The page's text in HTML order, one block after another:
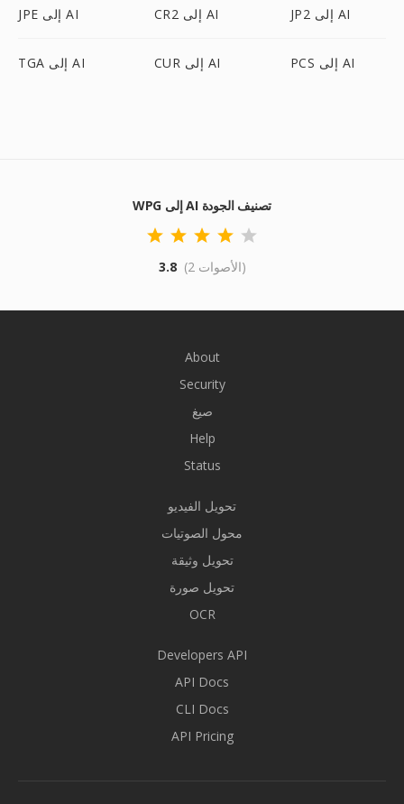
JPE إلى AI CR2 إلى AI JP2 إلى AI
TGA إلى AI CUR إلى AI PCS إلى AI
WPG إلى AI تصنيف الجودة
3.8 (2 الأصوات)
About
Security
صيغ
Help
Status
تحويل الفيديو
محول الصوتيات
تحويل وثيقة
تحويل صورة
OCR
Developers API
API Docs
CLI Docs
API Pricing